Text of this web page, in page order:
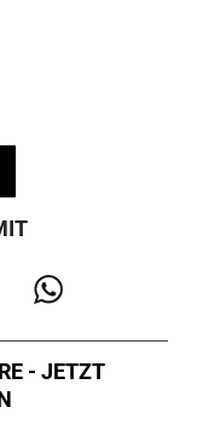
- JETZT